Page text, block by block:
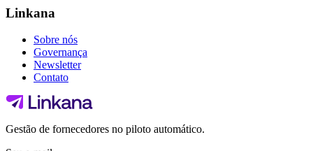
Linkana
Sobre nós
Governança
Newsletter
Contato
Gestão de fornecedores no piloto automático.